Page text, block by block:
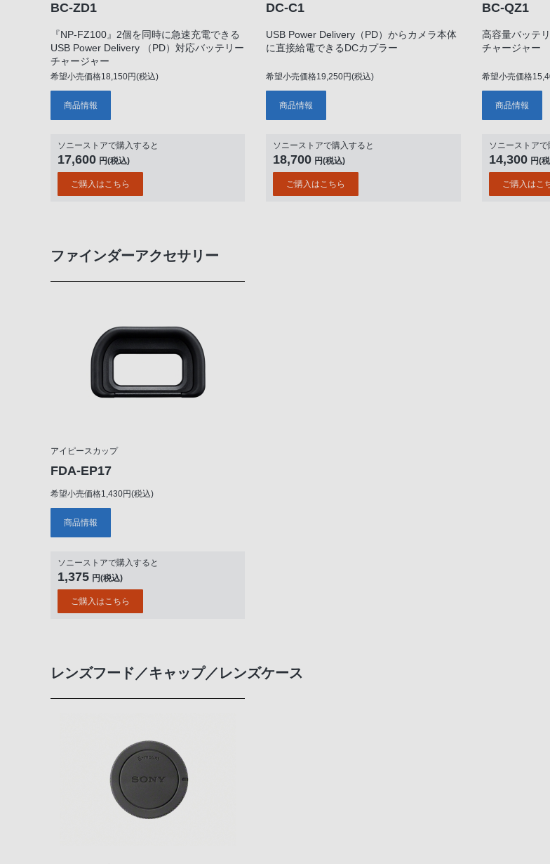
BC-ZD1
『NP-FZ100』2個を同時に急速充電できる
USB Power Delivery （PD）対応バッテリー
チャージャー
希望小売価格18,150円(税込)
商品情報
ソニーストアで購入すると
17,600 円(税込)
ご購入はこちら
DC-C1
USB Power Delivery（PD）からカメラ本体
に直接給電できるDCカプラー
希望小売価格19,250円(税込)
商品情報
ソニーストアで購入すると
18,700 円(税込)
ご購入はこちら
BC-QZ1
高容量バッテ
チャージャー
希望小売価格
商品情報
ソニーストアで
14,300 円(
ご購入はこ
ファインダーアクセサリー
アイピースカップ
FDA-EP17
希望小売価格1,430円(税込)
商品情報
ソニーストアで購入すると
1,375 円(税込)
ご購入はこちら
レンズフード／キャップ／レンズケース